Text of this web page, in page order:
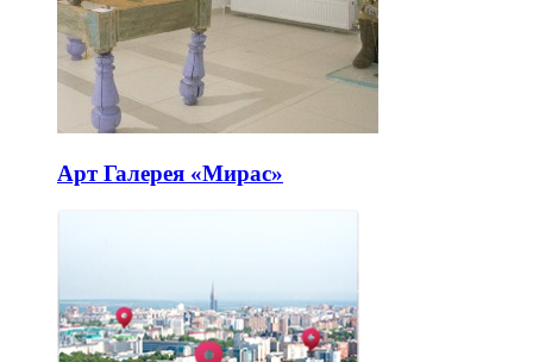
Арт Галерея «Мирас»